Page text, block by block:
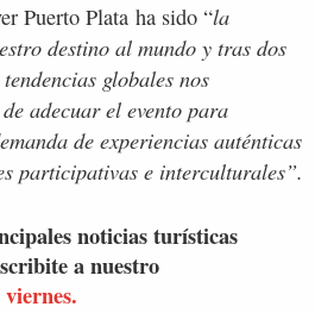
Puerto Plata ha sido “la
destino al mundo y tras dos
globales nos
adecuar el evento para
de experiencias auténticas
participativas e interculturales”.
noticias turísticas
a nuestro